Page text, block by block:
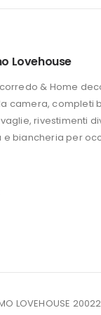
era:
Lovehouse
& Home
camera, completi
rivestimenti
e biancheria per
LOVEHOUSE